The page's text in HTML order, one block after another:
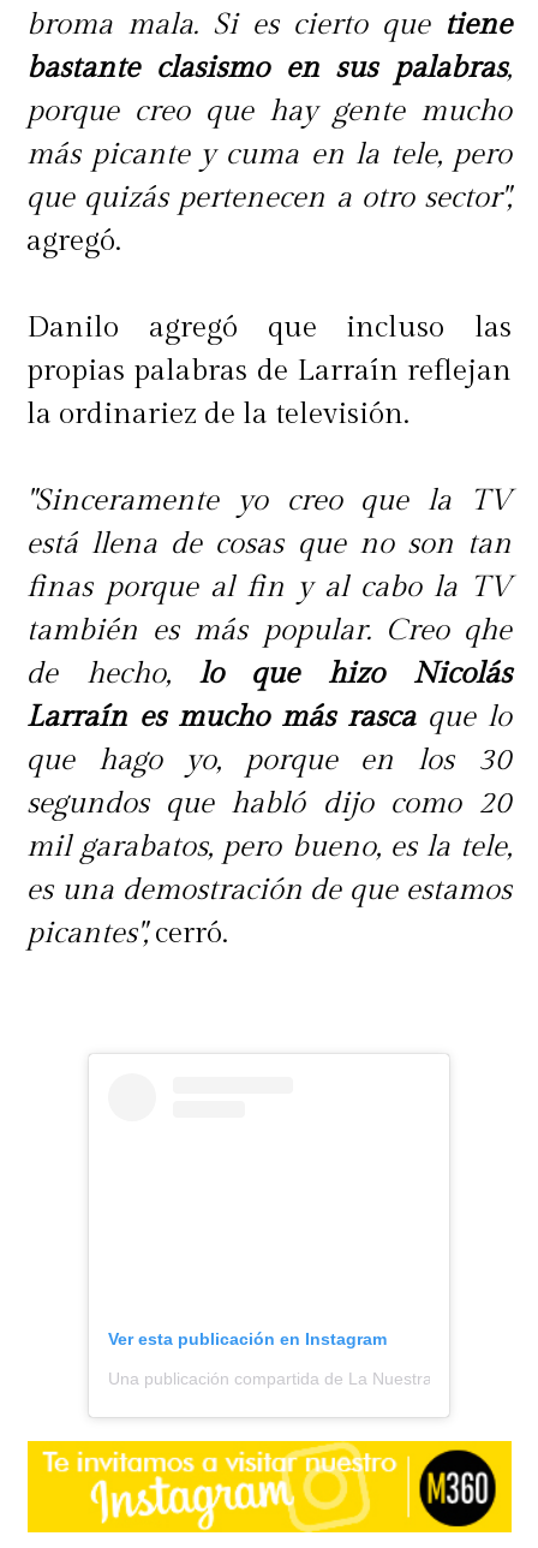
broma mala. Si es cierto quetiene
bastante clasismo en sus palabras,
porque creo que hay gente mucho
más picante y cuma en la tele, pero
que quizás pertenecen a otro sector",
agregó.
Danilo agregó que incluso las
propias palabras de Larraín reflejan
la ordinariez de la televisión.
"Sinceramente yo creo que la TV
está llena de cosas que no son tan
finas porque al fin y al cabo la TV
también es más popular. Creo qhe
de hecho, lo que hizo Nicolás
Larraín es mucho más rascaque lo
que hago yo, porque en los 30
segundos que habló dijo como 20
mil garabatos, pero bueno, es la tele,
es una demostración de que estamos
picantes",cerró.
Ver esta publicación en Instagram
Una publicación compartida de La Nuestra